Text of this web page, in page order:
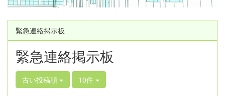
緊急連絡掲示板
緊急連絡掲示板
古い投稿順 10件